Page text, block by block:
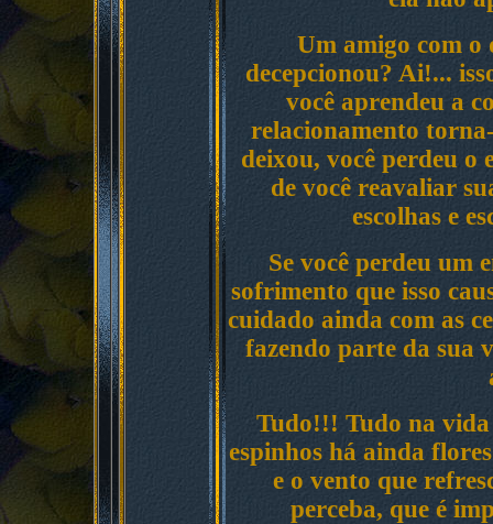
Um amigo com o
decepcionou? Ai!...
você aprendeu a
relacionamento
deixou, você perdeu o
de você reavaliar
escolhas e
Se você perdeu um
sofrimento que isso
cuidado ainda com as
fazendo parte da sua
Tudo!!! Tudo na
espinhos há ainda
e o vento que
perceba, que é